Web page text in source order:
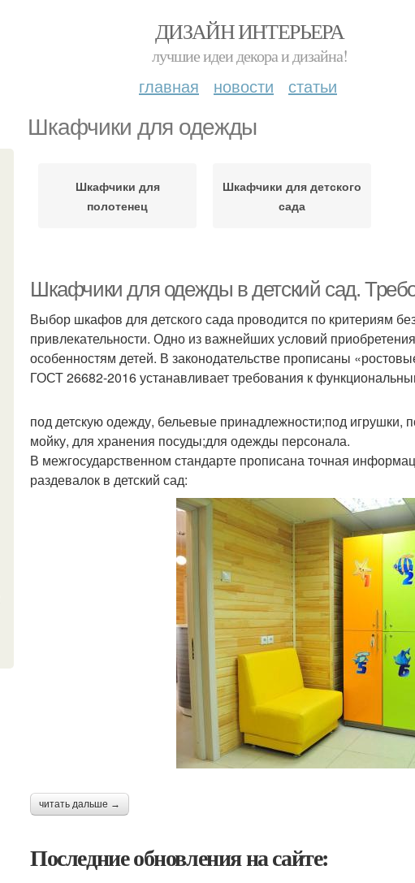
ДИЗАЙН ИНТЕРЬЕРА
лучшие идеи декора и дизайна!
главная новости статьи
Шкафчики для одежды
Шкафчики для
полотенец
Шкафчики для детского
сада
Шкафчики для одежды в детский сад.
Выбор шкафов для детского сада проводится по критериям
привлекательности. Одно из важнейших условий
особенностям детей. В законодательстве прописаны
ГОСТ 26682-2016 устанавливает требования к
под детскую одежду, бельевые принадлежности;под игрушки,
мойку, для хранения посуды;для одежды персонала.
В межгосударственном стандарте прописана точная
раздевалок в детский сад:
читать дальше →
Последние обновления на сайте: